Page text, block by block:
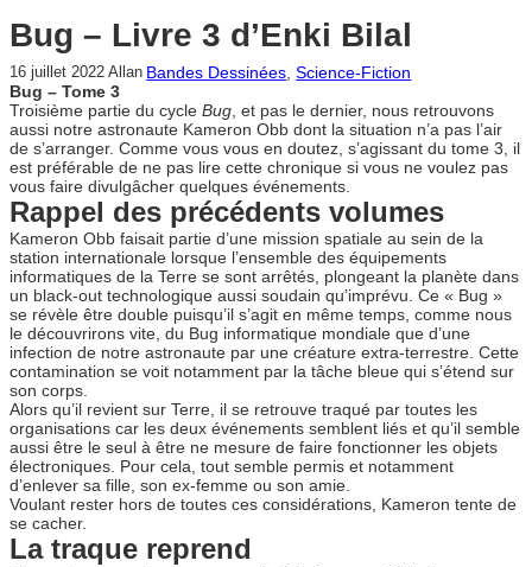
Bug – Livre 3 d’Enki Bilal
16 juillet 2022 Allan Bandes Dessinées, Science-Fiction
Bug – Tome 3
Troisième partie du cycle Bug, et pas le dernier, nous retrouvons
aussi notre astronaute Kameron Obb dont la situation n’a pas l’air
de s’arranger. Comme vous vous en doutez, s’agissant du tome 3, il
est préférable de ne pas lire cette chronique si vous ne voulez pas
vous faire divulgâcher quelques événements.
Rappel des précédents volumes
Kameron Obb faisait partie d’une mission spatiale au sein de la
station internationale lorsque l’ensemble des équipements
informatiques de la Terre se sont arrêtés, plongeant la planète dans
un black-out technologique aussi soudain qu’imprévu. Ce « Bug »
se révèle être double puisqu’il s’agit en même temps, comme nous
le découvrirons vite, du Bug informatique mondiale que d’une
infection de notre astronaute par une créature extra-terrestre. Cette
contamination se voit notamment par la tâche bleue qui s’étend sur
son corps.
Alors qu’il revient sur Terre, il se retrouve traqué par toutes les
organisations car les deux événements semblent liés et qu’il semble
aussi être le seul à être ne mesure de faire fonctionner les objets
électroniques. Pour cela, tout semble permis et notamment
d’enlever sa fille, son ex-femme ou son amie.
Voulant rester hors de toutes ces considérations, Kameron tente de
se cacher.
La traque reprend